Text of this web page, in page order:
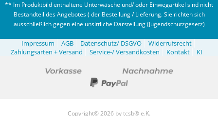
** Im Produktbild enthaltene Unterwäsche und/ oder Einwegartikel sind nicht
Bestandteil des Angebotes ( der Bestellung / Lieferung. Sie richten sich
ausschließlich gegen eine unsittliche Darstellung (Jugendschutzgesetz)
Impressum AGB Datenschutz/ DSGVO
Widerrufsrecht
Zahlungsarten + Versand
Service-/ Versandkosten Kontakt KI
Copyright© 2026 by tcsb® e.K.